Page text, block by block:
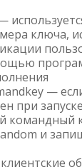
ключа,
—
при
командный
и